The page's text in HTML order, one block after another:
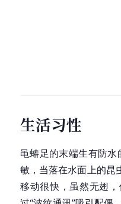
生活习性
黾蝽足的末端生有防
敏，当落在水面上的昆
移动很快，虽然无翅